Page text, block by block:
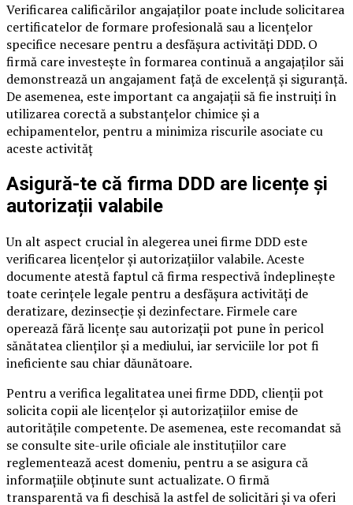
Verificarea calificărilor angajaților poate include solicitarea
certificatelor de formare profesională sau a licențelor
specifice necesare pentru a desfășura activități DDD. O
firmă care investește în formarea continuă a angajaților săi
demonstrează un angajament față de excelență și siguranță.
De asemenea, este important ca angajații să fie instruiți în
utilizarea corectă a substanțelor chimice și a
echipamentelor, pentru a minimiza riscurile asociate cu
aceste activităț
Asigură-te că firma DDD are licențe și
autorizații valabile
Un alt aspect crucial în alegerea unei firme DDD este
verificarea licențelor și autorizațiilor valabile. Aceste
documente atestă faptul că firma respectivă îndeplinește
toate cerințele legale pentru a desfășura activități de
deratizare, dezinsecție și dezinfectare. Firmele care
operează fără licențe sau autorizații pot pune în pericol
sănătatea clienților și a mediului, iar serviciile lor pot fi
ineficiente sau chiar dăunătoare.
Pentru a verifica legalitatea unei firme DDD, clienții pot
solicita copii ale licențelor și autorizațiilor emise de
autoritățile competente. De asemenea, este recomandat să
se consulte site-urile oficiale ale instituțiilor care
reglementează acest domeniu, pentru a se asigura că
informațiile obținute sunt actualizate. O firmă
transparentă va fi deschisă la astfel de solicitări și va oferi